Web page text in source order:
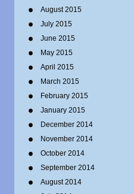
August 2015
July 2015
June 2015
May 2015
April 2015
March 2015
February 2015
January 2015
December 2014
November 2014
October 2014
September 2014
August 2014